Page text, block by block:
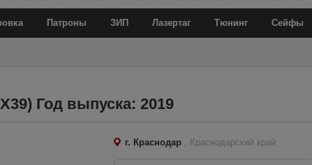
Патроны ЗИП Лазертаг Тюнинг Сейфы
Год выпуска: 2019
г. Краснодар , Краснодарский край